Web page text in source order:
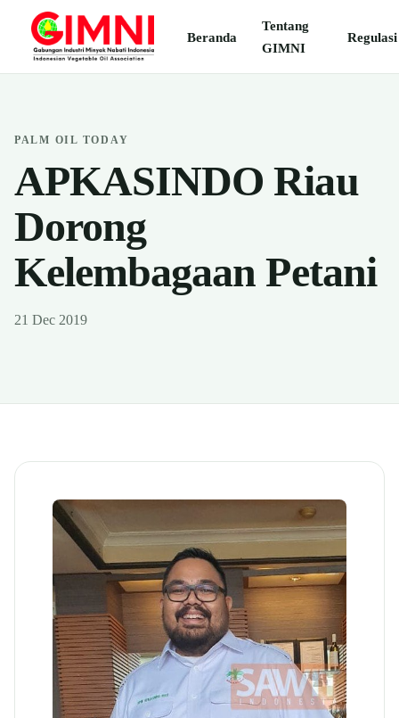
Beranda
Tentang
GIMNI
Regulasi
PALM OIL TODAY
APKASINDO Riau
Dorong
Kelembagaan Petani
21 Dec 2019